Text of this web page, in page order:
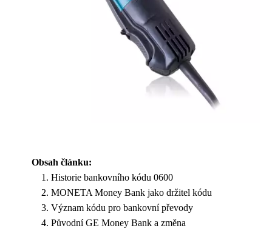
Obsah článku:
Historie bankovního kódu 0600
MONETA Money Bank jako držitel kódu
Význam kódu pro bankovní převody
Původní GE Money Bank a změna